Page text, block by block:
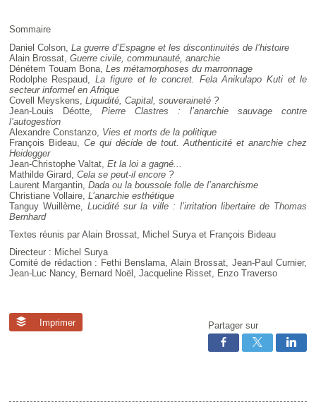
Sommaire
Daniel Colson, La guerre d’Espagne et les discontinuités de l’histoire
Alain Brossat, Guerre civile, communauté, anarchie
Dénétem Touam Bona, Les métamorphoses du marronnage
Rodolphe Respaud,La figure et le concret. Fela Anikulapo Kuti et le
secteur informel en Afrique
Covell Meyskens, Liquidité, Capital, souveraineté ?
Jean-Louis Déotte, Pierre Clastres : l’anarchie sauvage contre
l’autogestion
Alexandre Constanzo, Vies et morts de la politique
François Bideau, Ce qui décide de tout. Authenticité et anarchie chez
Heidegger
Jean-Christophe Valtat, Et la loi a gagné...
Mathilde Girard, Cela se peut-il encore ?
Laurent Margantin, Dada ou la boussole folle de l’anarchisme
Christiane Vollaire, L’anarchie esthétique
Tanguy Wuillème,Lucidité sur la ville : l’irritation libertaire de Thomas
Bernhard
Textes réunis par Alain Brossat, Michel Surya et François Bideau
Directeur : Michel Surya
Comité de rédaction : Fethi Benslama, Alain Brossat, Jean-Paul Curnier,
Jean-Luc Nancy, Bernard Noël, Jacqueline Risset, Enzo Traverso
Imprimer Partager sur